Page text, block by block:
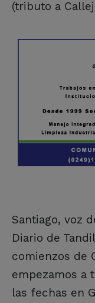
(tributo a
Santiago, voz
Diario de
comienzos de
empezamos a
las fechas en